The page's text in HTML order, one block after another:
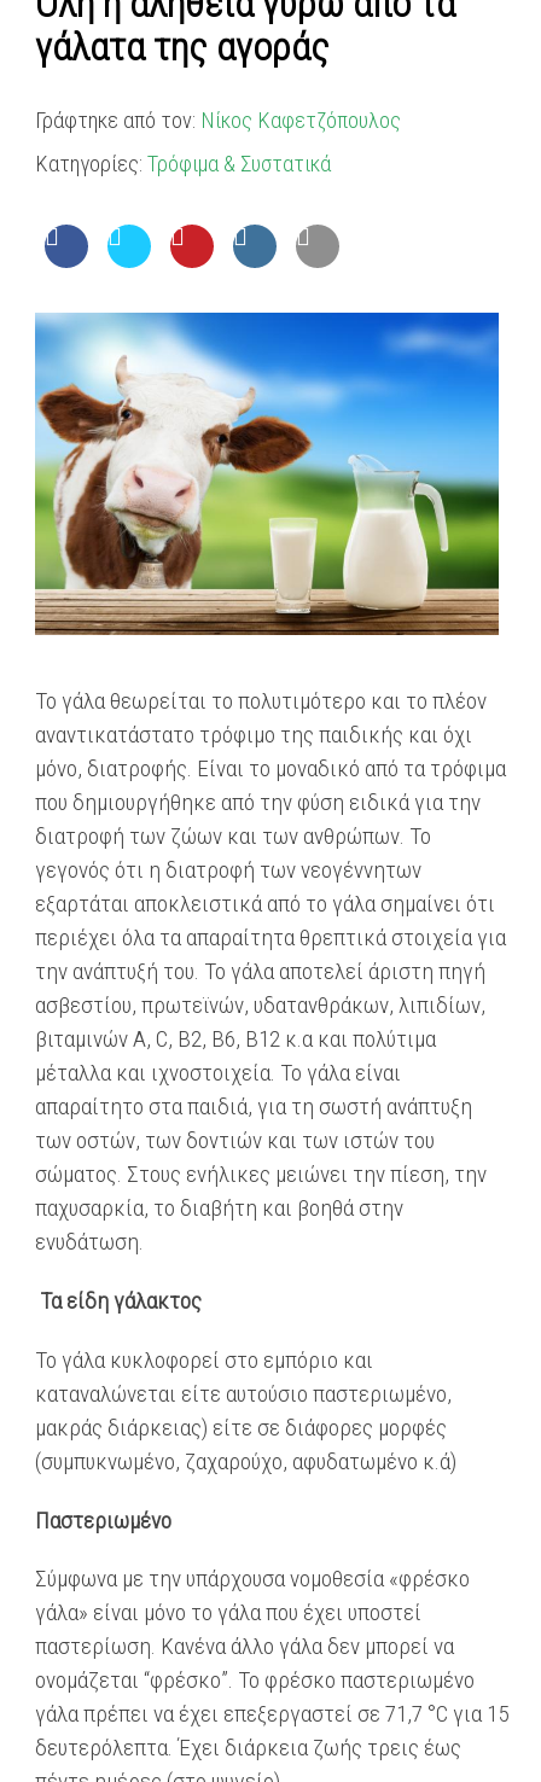
γάλατα της αγοράς
Γράφτηκε από τον: Νίκος Καφετζόπουλος
Κατηγορίες:Τρόφιμα & Συστατικά
Το γάλα θεωρείται το πολυτιμότερο και το πλέον
αναντικατάστατο τρόφιμο της παιδικής και όχι
μόνο, διατροφής. Είναι το μοναδικό από τα τρόφιμα
που δημιουργήθηκε από την φύση ειδικά για την
διατροφή των ζώων και των ανθρώπων. Το
γεγονός ότι η διατροφή των νεογέννητων
εξαρτάται αποκλειστικά από το γάλα σημαίνει ότι
περιέχει όλα τα απαραίτητα θρεπτικά στοιχεία για
την ανάπτυξή του. Το γάλα αποτελεί άριστη πηγή
ασβεστίου, πρωτεϊνών, υδατανθράκων, λιπιδίων,
βιταμινών Α, C, B2, Β6, Β12 κ.α και πολύτιμα
μέταλλα και ιχνοστοιχεία. Το γάλα είναι
απαραίτητο στα παιδιά, για τη σωστή ανάπτυξη
των οστών, των δοντιών και των ιστών του
σώματος. Στους ενήλικες μειώνει την πίεση, την
παχυσαρκία, το διαβήτη και βοηθά στην
ενυδάτωση.
Τα είδη γάλακτος
Το γάλα κυκλοφορεί στο εμπόριο και
καταναλώνεται είτε αυτούσιο παστεριωμένο,
μακράς διάρκειας) είτε σε διάφορες μορφές
(συμπυκνωμένο, ζαχαρούχο, αφυδατωμένο κ.ά)
Παστεριωμένο
Σύμφωνα με την υπάρχουσα νομοθεσία «φρέσκο
γάλα» είναι μόνο το γάλα που έχει υποστεί
παστερίωση. Κανένα άλλο γάλα δεν μπορεί να
ονομάζεται “φρέσκο”. Το φρέσκο παστεριωμένο
γάλα πρέπει να έχει επεξεργαστεί σε 71,7 °C για 15
δευτερόλεπτα. Έχει διάρκεια ζωής τρεις έως